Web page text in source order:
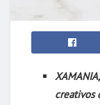
creativos